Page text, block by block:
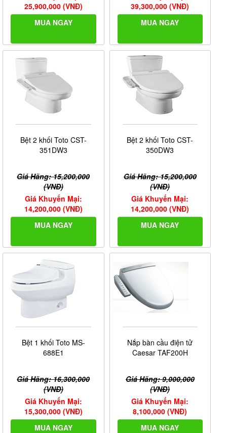
25,900,000 (VNĐ)
MUA NGAY
39,300,000 (VNĐ)
MUA NGAY
Bệt 2 khối Toto CST-
351DW3
Giá Hãng: 15,200,000
(VNĐ)
Giá Khuyến Mại:
14,200,000 (VNĐ)
MUA NGAY
Bệt 2 khối Toto CST-
350DW3
Giá Hãng: 15,200,000
(VNĐ)
Giá Khuyến Mại:
14,200,000 (VNĐ)
MUA NGAY
Bệt 1 khối Toto MS-
688E1
Giá Hãng: 16,300,000
(VNĐ)
Giá Khuyến Mại:
15,300,000 (VNĐ)
MUA NGAY
Nắp bàn cầu điện tử
Caesar TAF200H
Giá Hãng: 9,000,000
(VNĐ)
Giá Khuyến Mại:
8,100,000 (VNĐ)
MUA NGAY